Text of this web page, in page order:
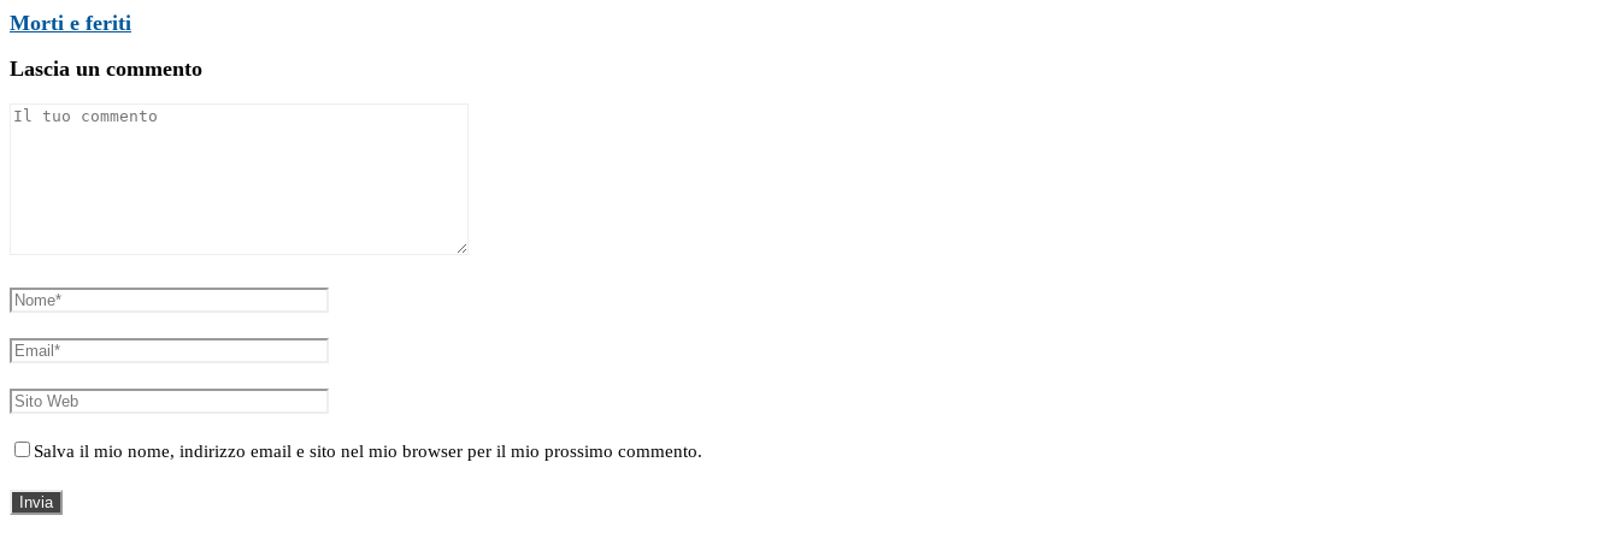
Morti e feriti
Lascia un commento
Salva il mio nome, indirizzo email e sito nel mio browser per il mio prossimo commento.